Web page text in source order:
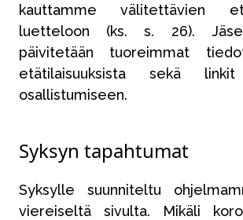
kauttamme välitettävien
luetteloon (ks. s. 26).
päivitetään tuoreimmat
etätilaisuuksista sekä linkit
osallistumiseen.
Syksyn tapahtumat
Syksylle suunniteltu
viereiseltä sivulta. Mikäli